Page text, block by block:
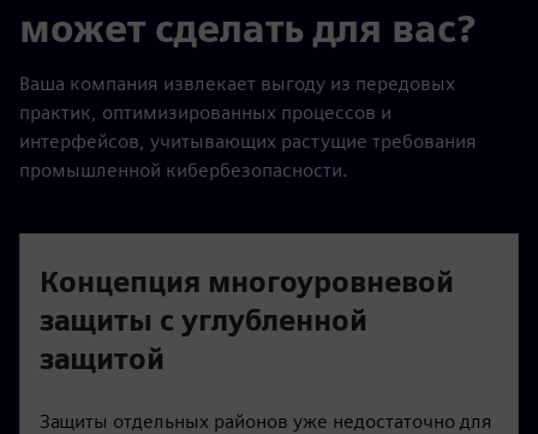
может сделать для вас?
Ваша компания извлекает выгоду из передовых
практик, оптимизированных процессов и
интерфейсов, учитывающих растущие требования
промышленной кибербезопасности.
Концепция многоуровневой
защиты с углубленной
защитой
Защиты отдельных районов уже недостаточно для